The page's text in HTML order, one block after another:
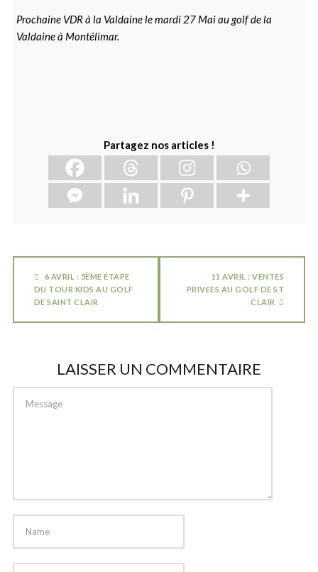
Prochaine VDR à la Valdaine le mardi 27 Mai au golf de la
Valdaine à Montélimar.
Partagez nos articles !
6 AVRIL : 5ÈME ÉTAPE
DU TOUR KIDS AU GOLF
DE SAINT CLAIR
11 AVRIL : VENTES
PRIVEES AU GOLF DE ST
CLAIR
LAISSER UN COMMENTAIRE